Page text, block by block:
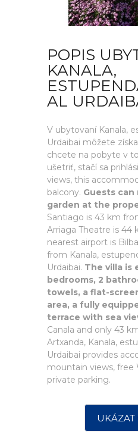
POPIS
KANALA,
AL
V ubytovaní Kanala,
Urdaibai môžete
chcete na pobyte v
ušetriť, stačí sa
views, this
balcony. Guests can
garden at the
Santiago is 43 km
Arriaga Theatre is 44
nearest airport is
from Kanala,
Urdaibai. The villa is
bedrooms, 2
towels, a flat-
area, a fully
terrace with sea
Canala and only 43
Artxanda, Kanala,
Urdaibai provides
mountain views, free
private parking.
UKÁZAT